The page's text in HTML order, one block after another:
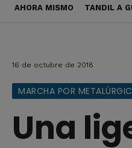
AHORA MISMO TANDIL A
16 de octubre de 2018
MARCHA POR
Una